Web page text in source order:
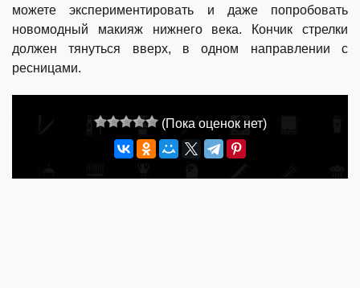
можете экспериментировать и даже попробовать
новомодный макияж нижнего века. Кончик стрелки
должен тянуться вверх, в одном направлении с
ресницами.
(Пока оценок нет)